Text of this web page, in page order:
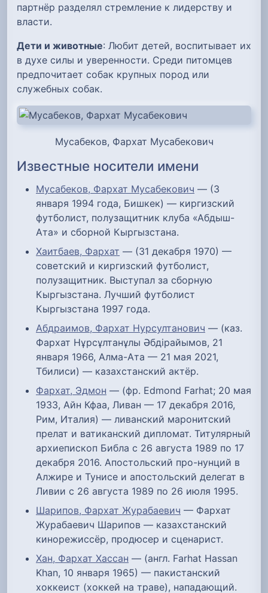
партнёр разделял стремление к лидерству и
власти.
Дети и животные: Любит детей, воспитывает их
в духе силы и уверенности. Среди питомцев
предпочитает собак крупных пород или
служебных собак.
Мусабеков, Фархат Мусабекович
Известные носители имени
Мусабеков, Фархат Мусабекович — (3
января 1994 года, Бишкек) — киргизский
футболист, полузащитник клуба «Абдыш-
Ата» и сборной Кыргызстана.
Хаитбаев, Фархат — (31 декабря 1970) —
советский и киргизский футболист,
полузащитник. Выступал за сборную
Кыргызстана. Лучший футболист
Кыргызстана 1997 года.
Абдраимов, Фархат Нурсултанович — (каз.
Фархат Нұрсұлтанұлы Әбдірайымов, 21
января 1966, Алма-Ата — 21 мая 2021,
Тбилиси) — казахстанский актёр.
Фархат, Эдмон — (фр. Edmond Farhat; 20 мая
1933, Айн Кфаа, Ливан — 17 декабря 2016,
Рим, Италия) — ливанский маронитский
прелат и ватиканский дипломат. Титулярный
архиепископ Библа с 26 августа 1989 по 17
декабря 2016. Апостольский про-нунций в
Алжире и Тунисе и апостольский делегат в
Ливии с 26 августа 1989 по 26 июля 1995.
Шарипов, Фархат Журабаевич — Фархат
Журабаевич Шарипов — казахстанский
кинорежиссёр, продюсер и сценарист.
Хан, Фархат Хассан — (англ. Farhat Hassan
Khan, 10 января 1965) — пакистанский
хоккеист (хоккей на траве), нападающий.